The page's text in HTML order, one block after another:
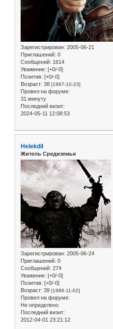
Зарегистрирован: 2005-06-21
Приглашений: 0
Сообщений: 1614
Уважение: [+0/-0]
Позитив: [+0/-0]
Возраст: 38 [1987-10-23]
Провел на форуме:
31 минуту
Последний визит:
2024-05-11 12:08:53
Helekdil
Житель Средиземья
Зарегистрирован: 2005-06-24
Приглашений: 0
Сообщений: 274
Уважение: [+0/-0]
Позитив: [+0/-0]
Возраст: 39 [1986-11-02]
Провел на форуме:
Не определено
Последний визит:
2012-04-01 23:21:12